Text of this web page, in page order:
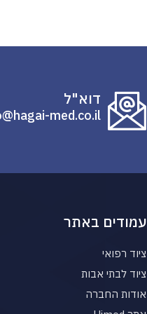
דוא"ל
med.co.il
עמודים באתר
ציוד רפואי
ציוד לבתי אבות
אודות החברה